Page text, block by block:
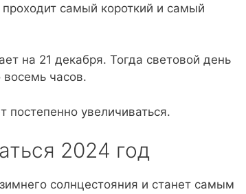
самый короткий и самый
на 21 декабря. Тогда световой день
восемь часов.
постепенно увеличиваться.
2024 год
солнцестояния и станет самым